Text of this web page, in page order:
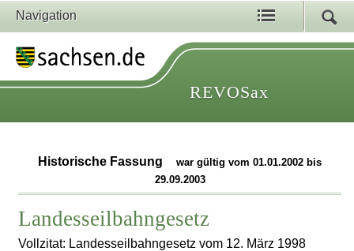
Navigation
REVOSax
Historische Fassung
war gültig vom 01.01.2002 bis
29.09.2003
Landesseilbahngesetz
Vollzitat: Landesseilbahngesetz vom 12. März 1998